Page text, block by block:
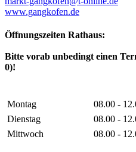
www.gangkofen.de
Öffnungszeiten Rathaus:
Bitte vorab unbedingt einen
0)!
Montag 08.00 -
Dienstag
08.00 -
Mittwoch
08.00 -